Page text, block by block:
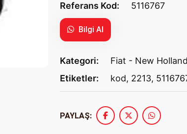
Referans Kod:
5116767
Bilgi Al
Kategori:
Fiat - New Holland
Etiketler:
kod, 2213,
PAYLAŞ: